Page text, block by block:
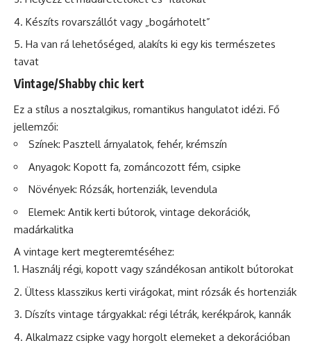
Készíts rovarszállót vagy „bogárhotelt”
Ha van rá lehetőséged, alakíts ki egy kis természetes
tavat
Vintage/Shabby chic kert
Ez a stílus a nosztalgikus, romantikus hangulatot idézi. Fő
jellemzői:
Színek: Pasztell árnyalatok, fehér, krémszín
Anyagok: Kopott fa, zománcozott fém, csipke
Növények: Rózsák, hortenziák, levendula
Elemek: Antik kerti bútorok, vintage dekorációk,
madárkalitka
A vintage kert megteremtéséhez:
Használj régi, kopott vagy szándékosan antikolt bútorokat
Ültess klasszikus kerti virágokat, mint rózsák és hortenziák
Díszíts vintage tárgyakkal: régi létrák, kerékpárok, kannák
Alkalmazz csipke vagy horgolt elemeket a dekorációban